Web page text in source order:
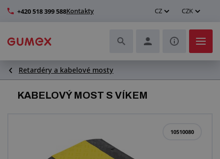
+420 518 399 588Kontakty CZ CZK
Hadice a jejich kompletace
Profily a výroba těsnění
Dopravníkové pásy a montáž
Retardéry a kabelové mosty
KABELOVÝ MOST S VÍKEM
10510080